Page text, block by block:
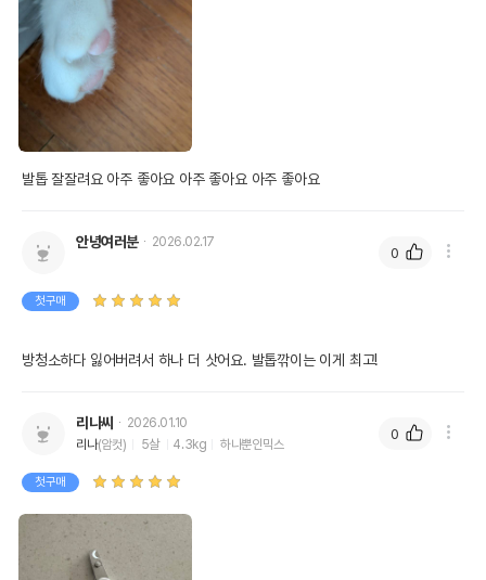
발톱 잘잘려요 아주 좋아요 아주 좋아요 아주 좋아요
안녕여러분 2026.02.17
첫구매
방청소하다 잃어버려서 하나 더 삿어요. 발톱깎이는 이게 최고!
0
리나씨
2026.01.10
리나(암컷) 5살 4.3kg 하나뿐인믹스
첫구매
0